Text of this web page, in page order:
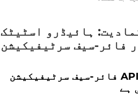
ہائیڈرو اسٹیٹک
فائر-سیف سرٹیفیکیشن
100% فیکٹری ہائیڈرو اسٹیٹک ٹیسٹنگ اور API 607 فائر-سیف سرٹیفیکیشن
ہے